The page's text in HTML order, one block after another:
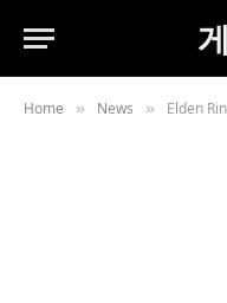
Home » News » Elden